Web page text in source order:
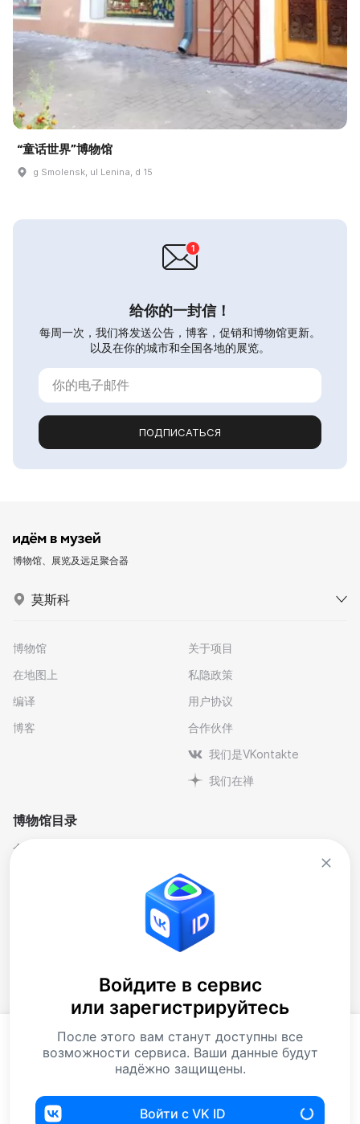
“童话世界”博物馆
g Smolensk, ul Lenina, d 15
给你的一封信！
每周一次，我们将发送公告，博客，促销和博物馆更新。
以及在你的城市和全国各地的展览。
ПОДПИСАТЬСЯ
博物馆、展览及远足聚合器
莫斯科
博物馆
在地图上
编译
博客
关于项目
私隐政策
用户协议
合作伙伴
我们是VKontakte
我们在禅
博物馆目录
个人与纪念博物馆
当代艺术博物馆
自然科学博物馆
艺术
行业
博物馆藏品
下载应用程序
如你继续使用本网站，你便同意处理曲奇饼. 数据资料
处理，以提供我们的服务和提高我们的网站和服务的质
Войдите в сервис
или зарегистрируйтесь
После этого вам станут доступны все
возможности сервиса. Ваши данные будут
надёжно защищены.
Войти с VK ID